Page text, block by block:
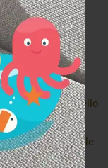
nella control
studio e home
di mix
con la regola dello
il trattamento delle